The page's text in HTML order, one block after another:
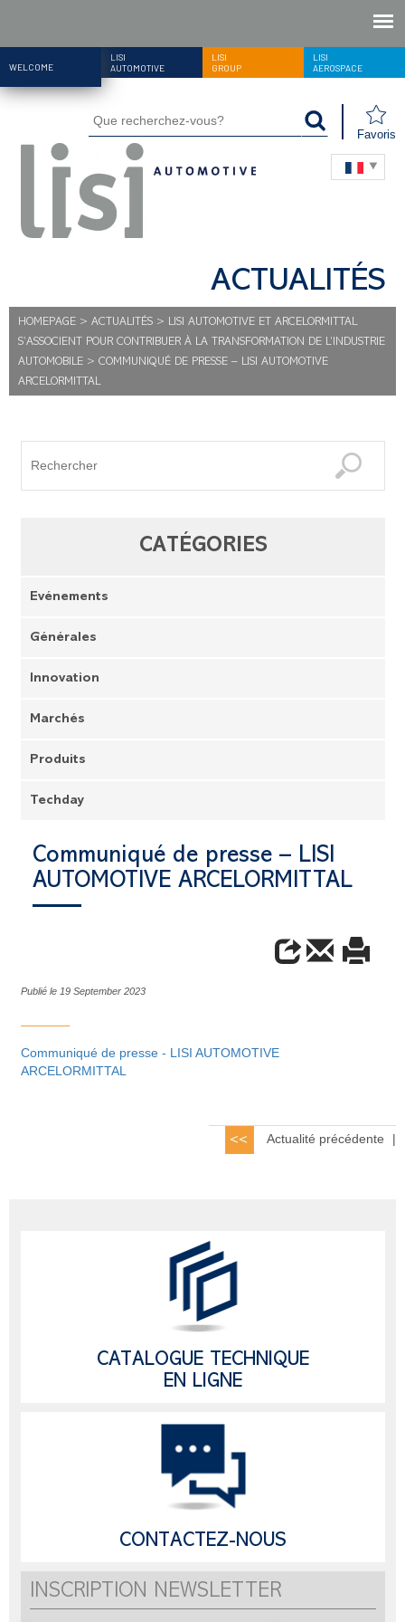
WELCOME
LISI
AUTOMOTIVE
LISI
GROUP
LISI
AEROSPACE
Favoris
ACTUALITÉS
HOMEPAGE > ACTUALITÉS > LISI AUTOMOTIVE ET ARCELORMITTAL
S’ASSOCIENT POUR CONTRIBUER À LA TRANSFORMATION DE L’INDUSTRIE
AUTOMOBILE > COMMUNIQUÉ DE PRESSE – LISI AUTOMOTIVE
ARCELORMITTAL
CATÉGORIES
Evénements
Générales
Innovation
Marchés
Produits
Techday
Communiqué de presse – LISI
AUTOMOTIVE ARCELORMITTAL
Publié le 19 September 2023
Communiqué de presse - LISI AUTOMOTIVE
ARCELORMITTAL
Actualité précédente |
CATALOGUE TECHNIQUE
EN LIGNE
CONTACTEZ-NOUS
INSCRIPTION NEWSLETTER